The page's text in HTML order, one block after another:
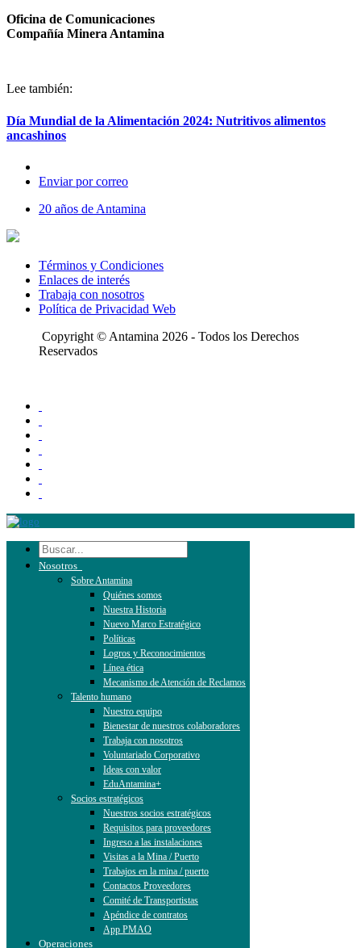
Oficina de Comunicaciones
Compañía Minera Antamina
Lee también:
Día Mundial de la Alimentación 2024: Nutritivos alimentos
ancashinos
Enviar por correo
20 años de Antamina
Términos y Condiciones
Enlaces de interés
Trabaja con nosotros
Política de Privacidad Web
Copyright © Antamina 2026 - Todos los Derechos
Reservados
Nosotros
Sobre Antamina
Quiénes somos
Nuestra Historia
Nuevo Marco Estratégico
Políticas
Logros y Reconocimientos
Línea ética
Mecanismo de Atención de Reclamos
Talento humano
Nuestro equipo
Bienestar de nuestros colaboradores
Trabaja con nosotros
Voluntariado Corporativo
Ideas con valor
EduAntamina+
Socios estratégicos
Nuestros socios estratégicos
Requisitos para proveedores
Ingreso a las instalaciones
Visitas a la Mina / Puerto
Trabajos en la mina / puerto
Contactos Proveedores
Comité de Transportistas
Apéndice de contratos
App PMAO
Operaciones